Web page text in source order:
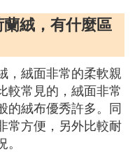
絨，有什麼區
，絨面非常的柔軟親
較常見的，絨面非常
的絨布優秀許多。同
常方便，另外比較耐